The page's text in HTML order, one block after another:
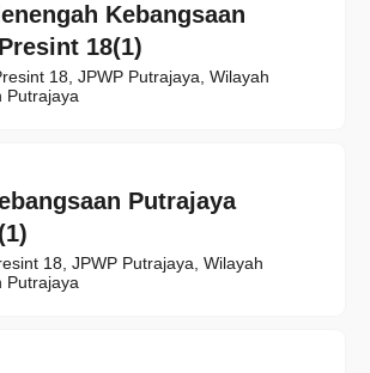
Kebangsaan
18(1)
18, JPWP Putrajaya, Wilayah
Putrajaya
Putrajaya
18, JPWP Putrajaya, Wilayah
Putrajaya